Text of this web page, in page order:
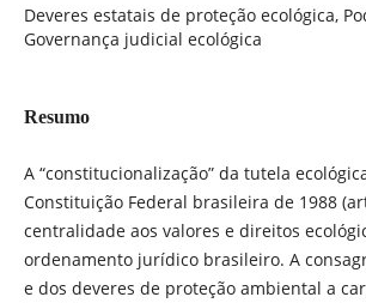
Deveres estatais de proteção ecológica,
Governança judicial ecológica
Resumo
A “constitucionalização” da tutela
Constituição Federal brasileira de 1988
centralidade aos valores e direitos
ordenamento jurídico brasileiro. A
e dos deveres de proteção ambiental a